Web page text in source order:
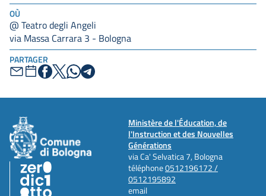
OÙ
@ Teatro degli Angeli
via Massa Carrara 3 - Bologna
PARTAGER
Ministère de l'Éducation, de
l'Instruction et des Nouvelles
Générations
via Ca' Selvatica 7, Bologna
téléphone0512196172 /
0512195892
email